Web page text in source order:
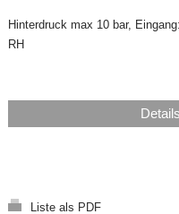
Hinterdruck max 10 bar,
RH
Liste als PDF